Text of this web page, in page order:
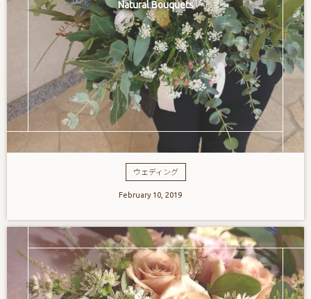
Natural Bouquets
ウェディング
February 10 2019